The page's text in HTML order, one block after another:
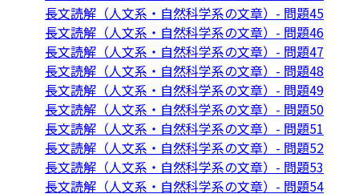
長文読解（人文系・自然科学系の文章）- 問題45
長文読解（人文系・自然科学系の文章）- 問題46
長文読解（人文系・自然科学系の文章）- 問題47
長文読解（人文系・自然科学系の文章）- 問題48
長文読解（人文系・自然科学系の文章）- 問題49
長文読解（人文系・自然科学系の文章）- 問題50
長文読解（人文系・自然科学系の文章）- 問題51
長文読解（人文系・自然科学系の文章）- 問題52
長文読解（人文系・自然科学系の文章）- 問題53
長文読解（人文系・自然科学系の文章）- 問題54